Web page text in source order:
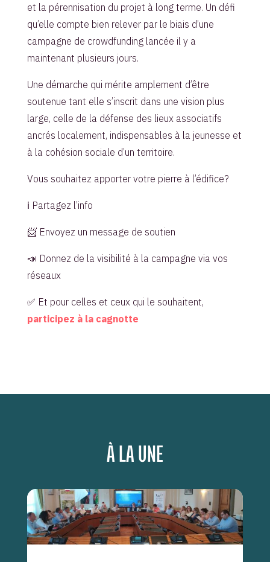
et la pérennisation du projet à long terme. Un défi
qu’elle compte bien relever par le biais d’une
campagne de crowdfunding lancée il y a
maintenant plusieurs jours.
Une démarche qui mérite amplement d’être
soutenue tant elle s’inscrit dans une vision plus
large, celle de la défense des lieux associatifs
ancrés localement, indispensables à la jeunesse et
à la cohésion sociale d’un territoire.
Vous souhaitez apporter votre pierre à l’édifice?
ℹ️ Partagez l’info
📨 Envoyez un message de soutien
📣 Donnez de la visibilité à la campagne via vos
réseaux
✅ Et pour celles et ceux qui le souhaitent,
participez à la cagnotte
À LA UNE